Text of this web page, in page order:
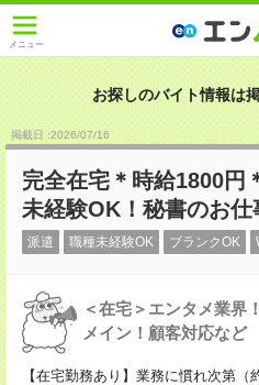
メニュー
お探しのバイト情報は
掲載日 :2026/07/16
完全在宅＊時給1800円
未経験OK！秘書のお仕
派遣 職種未経験OK ブランクOK
＜在宅＞エンタメ業界
メイン！顧客対応など
【在宅勤務あり】業務に慣れ次第（